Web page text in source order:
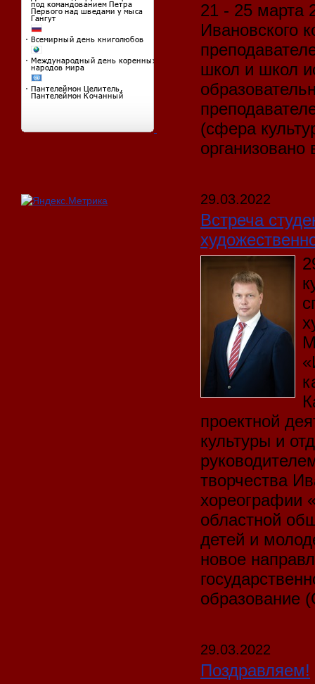
21 - 25 марта
Ивановского
школ и школ
(сфера
29.03.2022
Встреча
проектной
культуры и
творчества
хореографии
областной
детей и
новое
образование
29.03.2022
Поздравляем!